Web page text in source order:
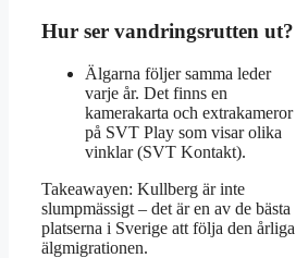
Hur ser vandringsrutten ut?
Älgarna följer samma leder
varje år. Det finns en
kamerakarta och extrakameror
på SVT Play som visar olika
vinklar (SVT Kontakt).
Takeawayen: Kullberg är inte
slumpmässigt – det är en av de bästa
platserna i Sverige att följa den årliga
älgmigrationen.